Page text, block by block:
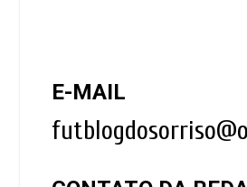
E-MAIL